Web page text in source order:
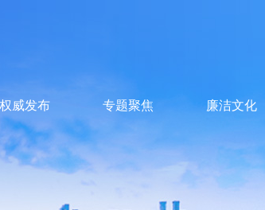
权威发布 专题聚焦 廉洁文化